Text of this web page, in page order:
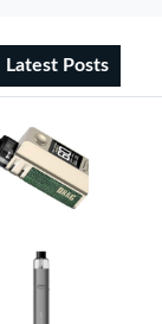
Latest Posts